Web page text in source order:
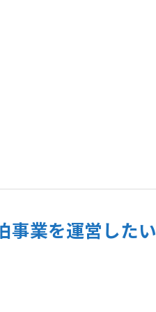
事業を運営したい